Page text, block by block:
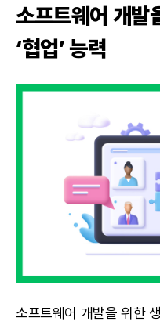
소프트웨어 개발
‘협업’ 능력
소프트웨어 개발을 위한